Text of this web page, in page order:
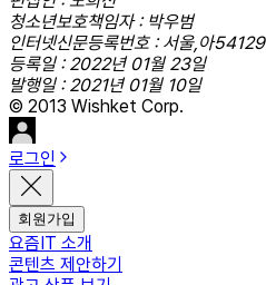
청소년보호책임자 : 박우범
인터넷신문등록번호 : 서울,아54129
등록일 : 2022년 01월 23일
발행일 : 2021년 01월 10일
© 2013 Wishket Corp.
로그인
회원가입
요즘IT 소개
콘텐츠 제안하기